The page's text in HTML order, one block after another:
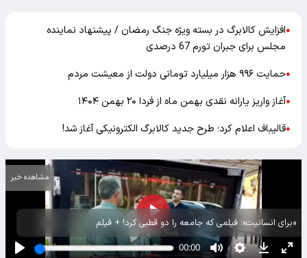
●افزایش کالابرگ در بسته ویژه جنگ رمضان / پیشنهاد نماینده
مجلس برای جبران تورم 67 درصدی
●حمایت ۹۹۶ هزار میلیارد تومانی دولت از معیشت مردم
●آغاز واریز یارانه نقدی بهمن ماه از فردا ۲۰ بهمن ۱۴۰۴
●قالیباف اعلام کرد؛ طرح جدید کالابرگ الکترونیکی آغاز شد!
«برای انسانیت»؛ فیلمی که جامعه را دو قطبی کرد! + فیلم
مشاهده خبر